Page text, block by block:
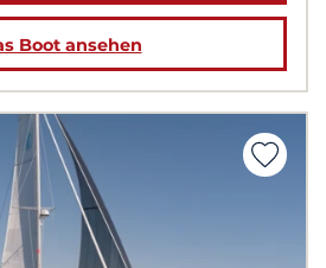
Boot ansehen